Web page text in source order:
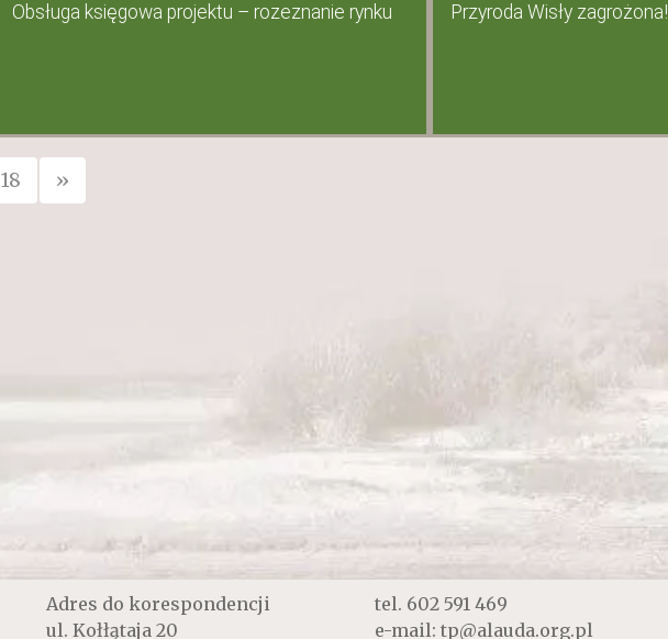
Obsługa księgowa projektu – rozeznanie rynku Przyroda Wisły zagrożona!
18 »
Adres do korespondencji
ul. Kołłątaja 20
tel. 602 591 469
e-mail:tp@alauda.org.pl